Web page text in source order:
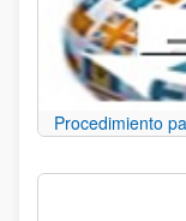
Procedimiento